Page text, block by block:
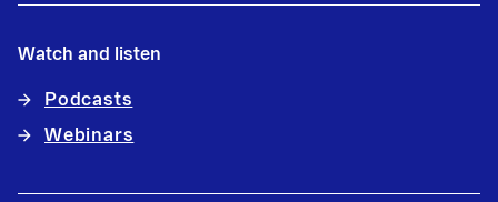
Watch and listen
Podcasts
Webinars